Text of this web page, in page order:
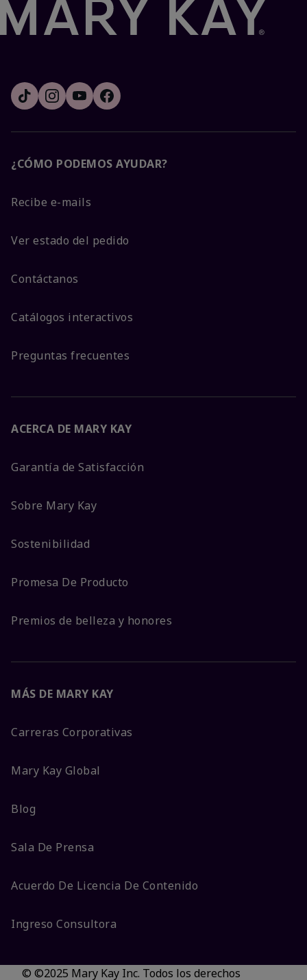
¿CÓMO PODEMOS AYUDAR?
Recibe e-mails
Ver estado del pedido
Contáctanos
Catálogos interactivos
Preguntas frecuentes
ACERCA DE MARY KAY
Garantía de Satisfacción
Sobre Mary Kay
Sostenibilidad
Promesa De Producto
Premios de belleza y honores
MÁS DE MARY KAY
Carreras Corporativas
Mary Kay Global
Blog
Sala De Prensa
Acuerdo De Licencia De Contenido
Ingreso Consultora
© ©2025 Mary Kay Inc. Todos los derechos